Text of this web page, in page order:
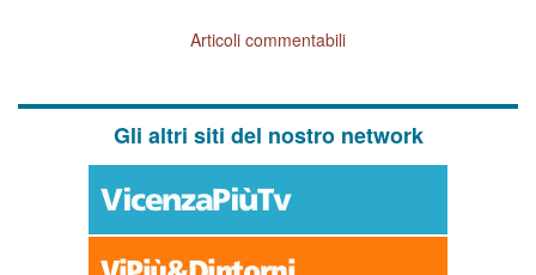
Articoli commentabili
Gli altri siti del nostro network